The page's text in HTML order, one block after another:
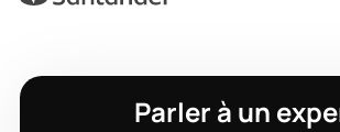
Parler à un